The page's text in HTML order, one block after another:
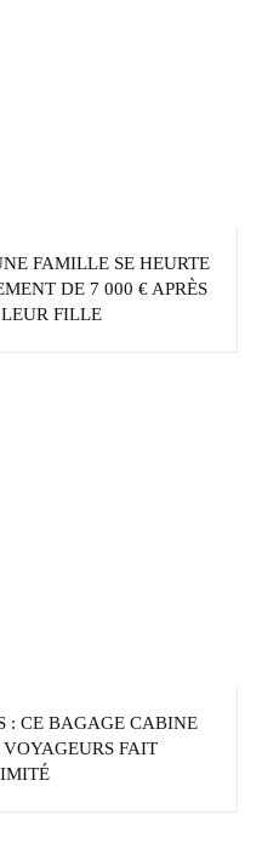
FAMILLE SE HEURTE
DE 7 000 € APRÈS
FILLE
: CE BAGAGE CABINE
FAIT